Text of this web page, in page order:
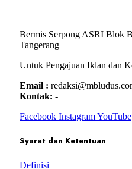
Bermis Serpong ASRI Blok
Tangerang
Untuk Pengajuan Iklan dan
Email :
Kontak: -
Facebook InstagramYouTube
Syarat dan Ketentuan
Definisi